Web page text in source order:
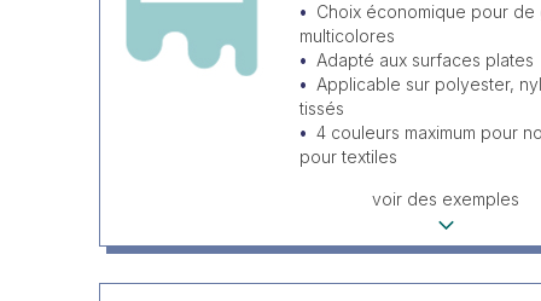
Choix économique pour de
multicolores
Adapté aux surfaces plates
Applicable sur polyester,
tissés
4 couleurs maximum pour
pour textiles
voir des exemples